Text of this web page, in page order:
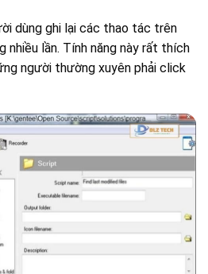
dùng ghi lại các thao tác trên
nhiều lần. Tính năng này rất thích
người thường xuyên phải click